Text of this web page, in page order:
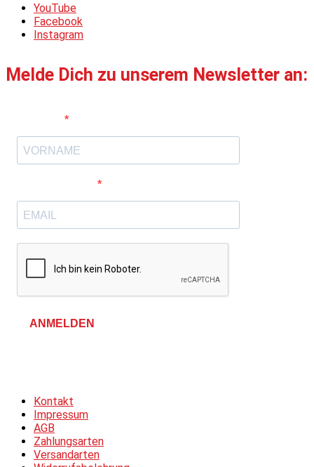
YouTube
Facebook
Instagram
Melde Dich zu unserem Newsletter an:
ANMELDEN
Kontakt
Impressum
AGB
Zahlungsarten
Versandarten